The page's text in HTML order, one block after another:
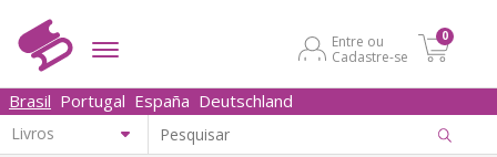
Entre ou
Cadastre-se
0
Brasil Portugal España Deutschland